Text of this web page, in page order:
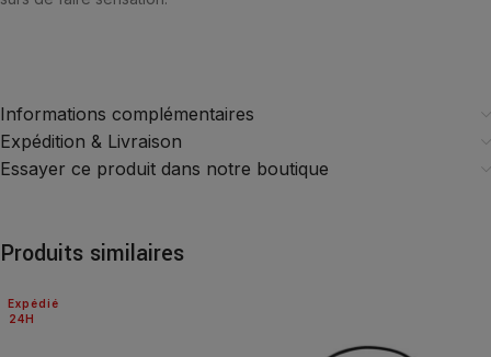
Informations complémentaires
Expédition & Livraison
Essayer ce produit dans notre boutique
Produits similaires
24H
Expédié